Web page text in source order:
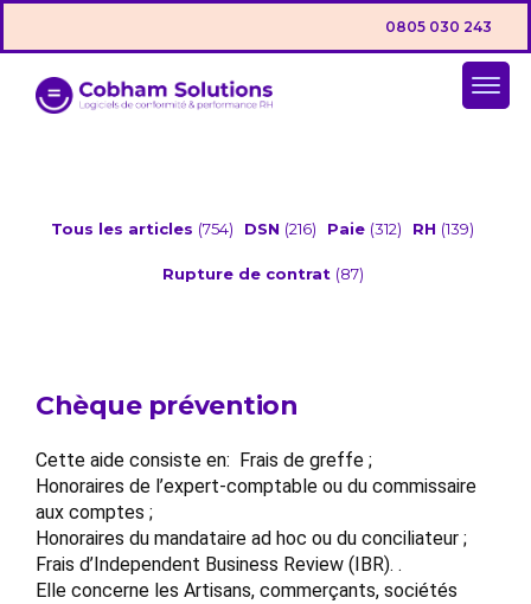
0805 030 243
Tous les articles (754) DSN (216) Paie (312) RH (139)
Rupture de contrat (87)
Chèque prévention
Cette aide consiste en: Frais de greffe ;
Honoraires de l’expert-comptable ou du commissaire
aux comptes ;
Honoraires du mandataire ad hoc ou du conciliateur ;
Frais d’Independent Business Review (IBR). .
Elle concerne les Artisans, commerçants, sociétés